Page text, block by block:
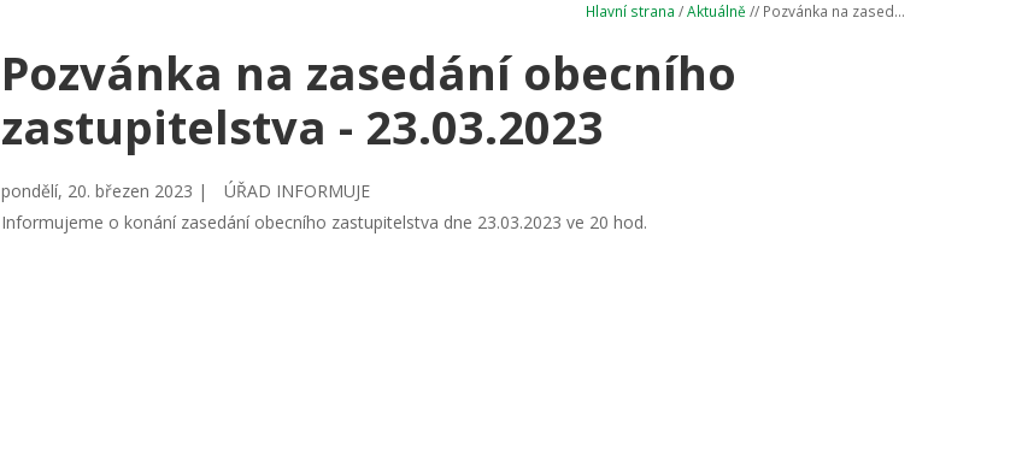
Hlavní strana /Aktuálně // Pozvánka na zased...
Pozvánka na zasedání obecního
zastupitelstva - 23.03.2023
pondělí, 20. březen 2023 |
ÚŘAD INFORMUJE
Informujeme o konání zasedání obecního zastupitelstva dne 23.03.2023 ve 20 hod.